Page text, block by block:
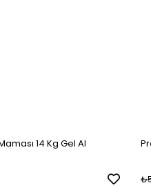
14 Kg Gel Al